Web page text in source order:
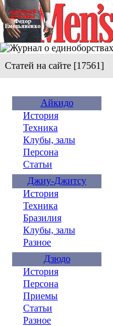
Статей на сайте [17561]
Айкидо
История
Техника
Клубы, залы
Персона
Статьи
Джиу-Джитсу
История
Техника
Бразилия
Клубы, залы
Разное
Дзюдо
История
Персона
Приемы
Статьи
Разное